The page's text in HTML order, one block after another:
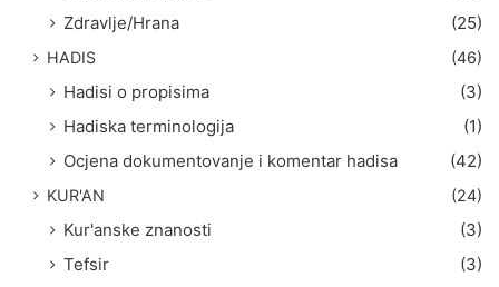
Zdravlje/Hrana
(25)
HADIS (46)
Hadisi o propisima
(3)
Hadiska terminologija
(1)
Ocjena dokumentovanje i komentar hadisa
(42)
KUR'AN (24)
Kur'anske znanosti
(3)
Tefsir
(3)